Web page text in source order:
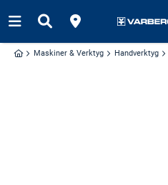
Maskiner & Verktyg Handverktyg